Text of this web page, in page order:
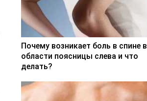
Почему возникает боль в спине в
области поясницы слева и что
делать?